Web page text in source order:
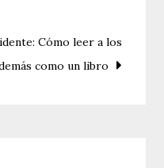
Cómo leer a los
como un libro